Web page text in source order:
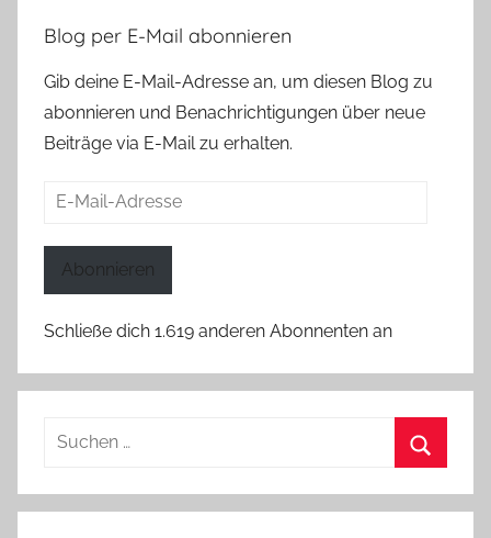
Blog per E-Mail abonnieren
Gib deine E-Mail-Adresse an, um diesen Blog zu
abonnieren und Benachrichtigungen über neue
Beiträge via E-Mail zu erhalten.
E-
Abonnieren
Schließe dich 1.619 anderen Abonnenten an
Suchen